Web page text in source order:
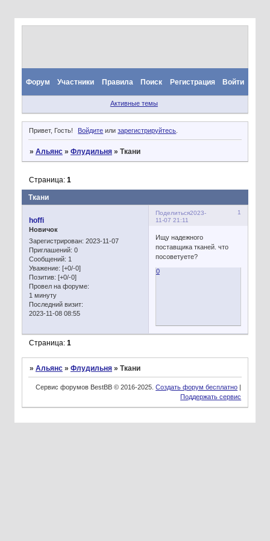
Форум Участники Правила Поиск Регистрация Войти
Активные темы
Привет, Гость! Войдите илизарегистрируйтесь.
» Альянс » Флудильня » Ткани
Ткани
Страница: 1
Поделиться 1
2023-
11-07 21:11
hoffi
Новичок
Зарегистрирован: 2023-11-07
Приглашений: 0
Сообщений: 1
Уважение: [+0/-0]
Позитив: [+0/-0]
Провел на форуме:
1 минуту
Последний визит:
2023-11-08 08:55
Ищу надежного
поставщика тканей. что
посоветуете?
0
Страница: 1
» Альянс » Флудильня » Ткани
Сервис форумов BestBB © 2016-2025.Создать форум бесплатно |
Поддержать сервис